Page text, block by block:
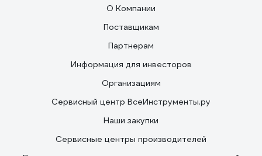
О Компании
Поставщикам
Партнерам
Информация для инвесторов
Организациям
Сервисный центр ВсеИнструменты.ру
Наши закупки
Сервисные центры производителей